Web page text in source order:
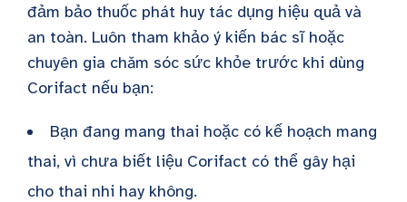
đảm bảo thuốc phát huy tác dụng hiệu quả và
an toàn. Luôn tham khảo ý kiến bác sĩ hoặc
chuyên gia chăm sóc sức khỏe trước khi dùng
Corifact nếu bạn:
Bạn đang mang thai hoặc có kế hoạch mang
thai, vì chưa biết liệu Corifact có thể gây hại
cho thai nhi hay không.